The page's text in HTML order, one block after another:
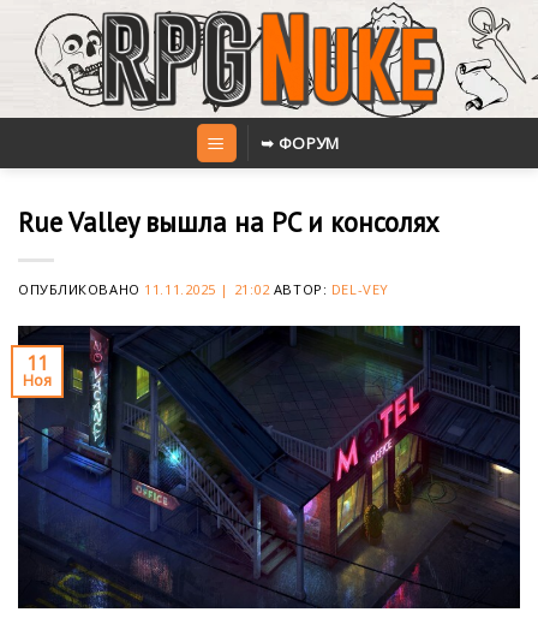
content
➥ ФОРУМ
Rue Valley вышла на PC и консолях
ОПУБЛИКОВАНО 11.11.2025 | 21:02АВТОР: DEL-VEY
11
Ноя